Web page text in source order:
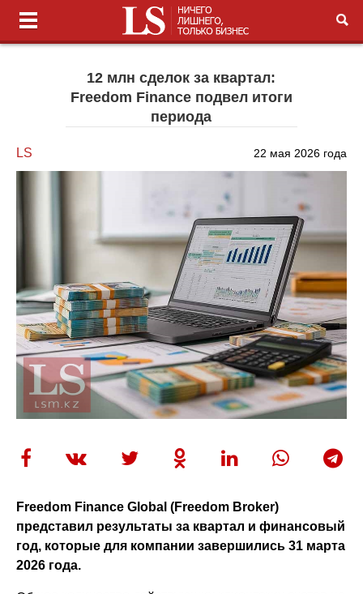
12 млн сделок за квартал:
Freedom Finance подвел итоги
периода
LS 22 мая 2026 года
Freedom Finance Global (Freedom Broker)
представил результаты за квартал и финансовый
год, которые для компании завершились 31 марта
2026 года.